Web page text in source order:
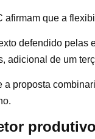
afirmam que a
defendido pelas
adicional de um
a proposta
produtivo